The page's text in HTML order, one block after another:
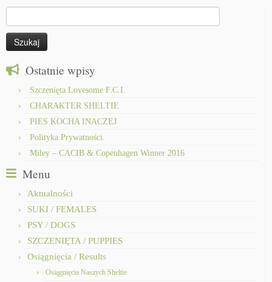
Ostatnie wpisy
Szczenięta Lovesome F.C.I.
CHARAKTER SHELTIE
PIES KOCHA INACZEJ
Polityka Prywatności.
Miley – CACIB & Copenhagen Winner 2016
Menu
Aktualności
SUKI / FEMALES
PSY / DOGS
SZCZENIĘTA / PUPPIES
Osiągnięcia / Results
Osiągnięcia Naszych Sheltie